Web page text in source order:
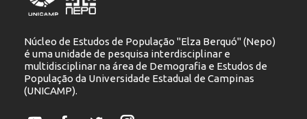
Núcleo de Estudos de População "Elza Berquó" (Nepo)
é uma unidade de pesquisa interdisciplinar e
multidisciplinar na área de Demografia e Estudos de
População da Universidade Estadual de Campinas
(UNICAMP).